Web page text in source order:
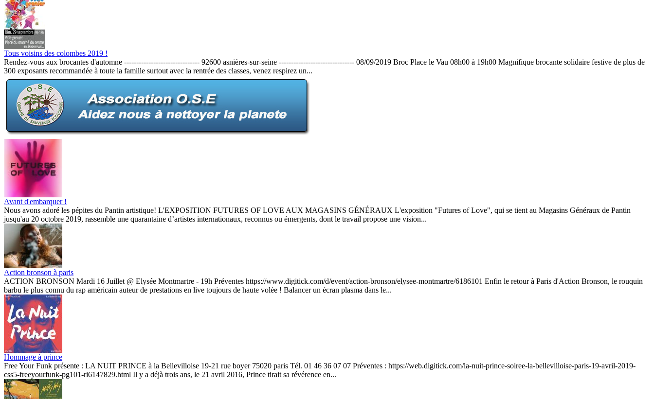
Tous voisins des colombes 2019 !
Rendez-vous aux brocantes d'automne ------------------------------- 92600 asnières-sur-seine ------------------------------- 08/09/2019 Broc Place le Vau 08h00 à 19h00 Magnifique brocante solidaire festive de plus de
300 exposants recommandée à toute la famille surtout avec la rentrée des classes, venez respirez un...
Avant d'embarquer !
Nous avons adoré les pépites du Pantin artistique! L'EXPOSITION FUTURES OF LOVE AUX MAGASINS GÉNÉRAUX L'exposition "Futures of Love", qui se tient au Magasins Généraux de Pantin
jusqu'au 20 octobre 2019, rassemble une quarantaine d’artistes internationaux, reconnus ou émergents, dont le travail propose une vision...
Action bronson à paris
ACTION BRONSON Mardi 16 Juillet @ Elysée Montmartre - 19h Préventes https://www.digitick.com/d/event/action-bronson/elysee-montmartre/6186101 Enfin le retour à Paris d'Action Bronson, le rouquin
barbu le plus connu du rap américain auteur de prestations en live toujours de haute volée ! Balancer un écran plasma dans le...
Hommage à prince
Free Your Funk présente : LA NUIT PRINCE à la Bellevilloise 19-21 rue boyer 75020 paris Tél. 01 46 36 07 07 Préventes : https://web.digitick.com/la-nuit-prince-soiree-la-bellevilloise-paris-19-avril-2019-
css5-freeyourfunk-pg101-ri6147829.html Il y a déjà trois ans, le 21 avril 2016, Prince tirait sa révérence en...